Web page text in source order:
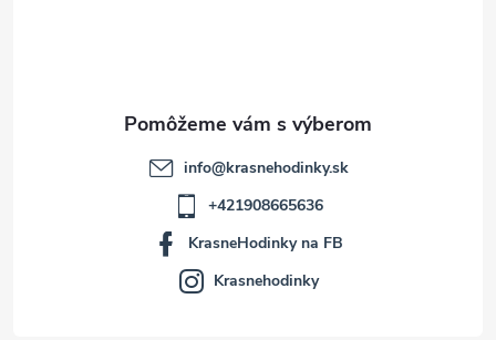
info@krasnehodinky.sk
+421908665636
KrasneHodinky na FB
Krasnehodinky